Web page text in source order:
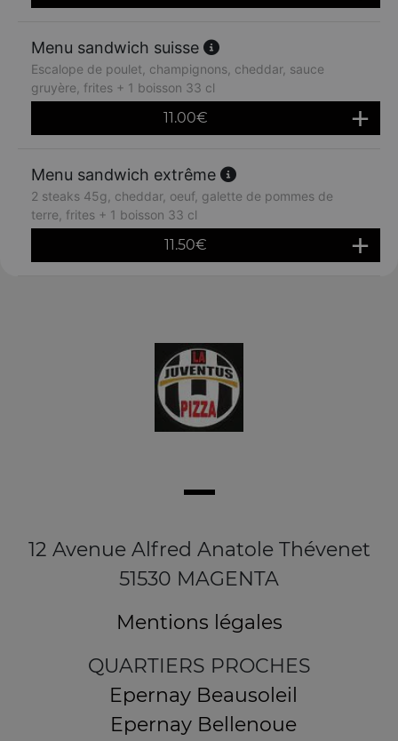
Menu sandwich suisse
Escalope de poulet, champignons, cheddar, sauce
gruyère, frites + 1 boisson 33 cl
11.00€
Menu sandwich extrême
2 steaks 45g, cheddar, oeuf, galette de pommes de
terre, frites + 1 boisson 33 cl
11.50€
12 Avenue Alfred Anatole Thévenet
51530 MAGENTA
Mentions légales
QUARTIERS PROCHES
Epernay Beausoleil
Epernay Bellenoue